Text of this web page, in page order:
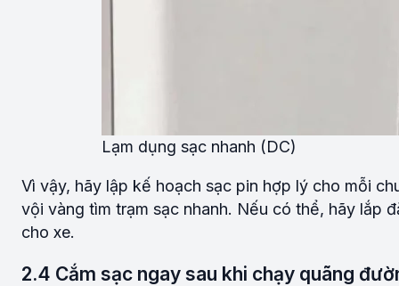
Lạm dụng sạc nhanh (DC)
Vì vậy, hãy lập kế hoạch sạc pin hợp lý cho mỗi
vội vàng tìm trạm sạc nhanh. Nếu có thể, hãy lắp
cho xe.
2.4 Cắm sạc ngay sau khi chạy quãng